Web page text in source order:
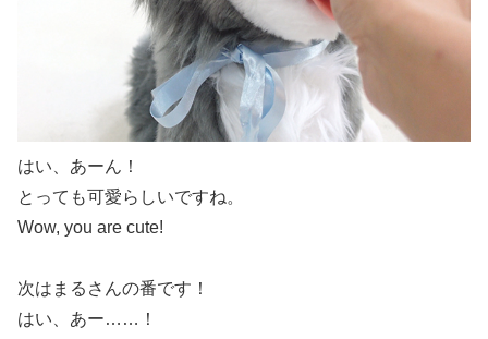
はい、あーん！
とっても可愛らしいですね。
Wow, you are cute!
次はまるさんの番です！
はい、あー……！